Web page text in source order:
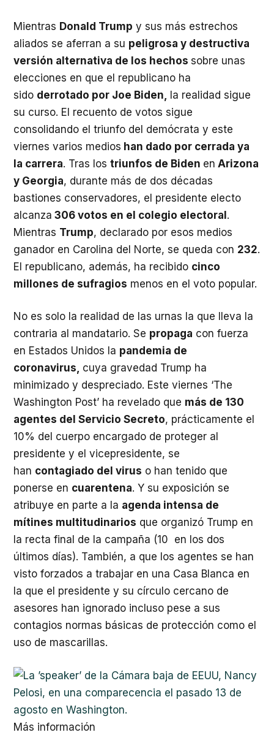
Mientras Donald Trump y sus más estrechos
aliados se aferran a su peligrosa y destructiva
versión alternativa de los hechos sobre unas
elecciones en que el republicano ha
sido derrotado por Joe Biden, la realidad sigue
su curso. El recuento de votos sigue
consolidando el triunfo del demócrata y este
viernes varios medios han dado por cerrada ya
la carrera. Tras los triunfos de Biden en Arizona
y Georgia, durante más de dos décadas
bastiones conservadores, el presidente electo
alcanza 306 votos en el colegio electoral.
Mientras Trump, declarado por esos medios
ganador en Carolina del Norte, se queda con 232.
El republicano, además, ha recibido cinco
millones de sufragios menos en el voto popular.
No es solo la realidad de las urnas la que lleva la
contraria al mandatario. Se propaga con fuerza
en Estados Unidos la pandemia de
coronavirus, cuya gravedad Trump ha
minimizado y despreciado. Este viernes ‘The
Washington Post’ ha revelado que más de 130
agentes del Servicio Secreto, prácticamente el
10% del cuerpo encargado de proteger al
presidente y el vicepresidente, se
han contagiado del virus o han tenido que
ponerse en cuarentena. Y su exposición se
atribuye en parte a la agenda intensa de
mítines multitudinarios que organizó Trump en
la recta final de la campaña (10 en los dos
últimos días). También, a que los agentes se han
visto forzados a trabajar en una Casa Blanca en
la que el presidente y su círculo cercano de
asesores han ignorado incluso pese a sus
contagios normas básicas de protección como el
uso de mascarillas.
Más información